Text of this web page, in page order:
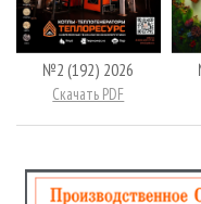
№2 (192) 2026
Скачать PDF